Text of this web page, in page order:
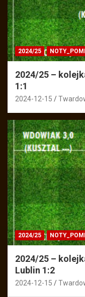
2024/25
2024/25 –
1:1
2024-12-15
2024/25
2024/25 –
Lublin 1:2
2024-12-15